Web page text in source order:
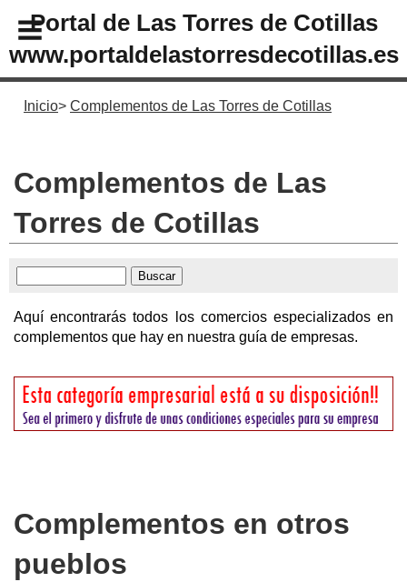
Portal de Las Torres de Cotillas
www.portaldelastorresdecotillas.es
Inicio Complementos de Las Torres de Cotillas
Complementos de Las
Torres de Cotillas
Aquí encontrarás todos los comercios especializados en
complementos que hay en nuestra guía de empresas.
Complementos en otros
pueblos